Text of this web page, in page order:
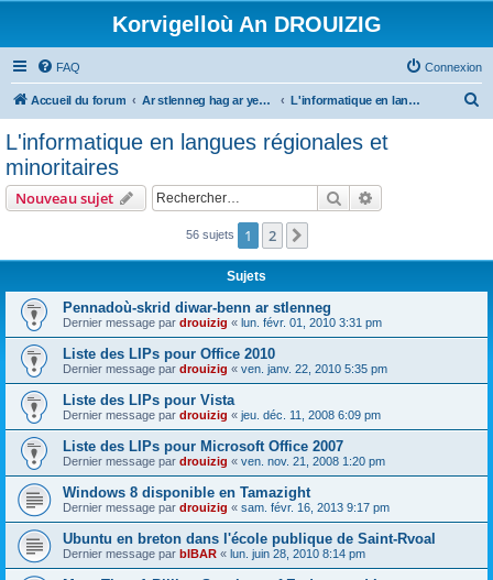
Korvigelloù An DROUIZIG
FAQ Connexion
Accueil du forum Ar stlenneg hag ar yezhoù bihan er bed a-bezh L'informatique en langues régionales et minoritaires
c
r
L'informatique en langues régionales et
minoritaires
Nouveau sujet Rechercher
56 sujets 1 2
Sujets
Pennadoù-skrid diwar-benn ar stlenneg
Dernier message par drouizig « lun. févr. 01, 2010 3:31 pm
Liste des LIPs pour Office 2010
Dernier message par drouizig « ven. janv. 22, 2010 5:35 pm
Liste des LIPs pour Vista
Dernier message par drouizig « jeu. déc. 11, 2008 6:09 pm
Liste des LIPs pour Microsoft Office 2007
Dernier message par drouizig « ven. nov. 21, 2008 1:20 pm
Windows 8 disponible en Tamazight
Dernier message par drouizig « sam. févr. 16, 2013 9:17 pm
Ubuntu en breton dans l'école publique de Saint-Rvoal
Dernier message par bIBAR « lun. juin 28, 2010 8:14 pm